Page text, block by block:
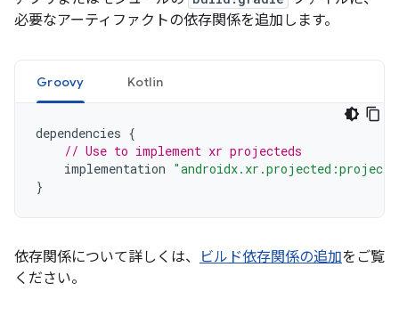
必要なアーティファクトの依存関係を追加します。
Groovy Kotlin
dependencies {
// Use to implement xr projecteds
implementation
}
依存関係について詳しくは、 ビルド依存関係の追加をご覧
ください。